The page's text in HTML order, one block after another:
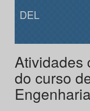
DEL
Atividades
do curso